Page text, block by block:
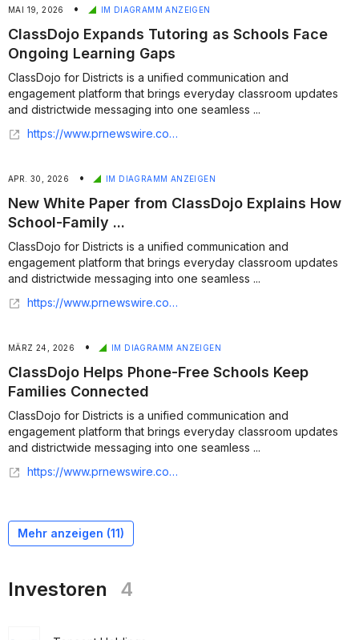
MAI 19, 2026 • IM DIAGRAMM ANZEIGEN
ClassDojo Expands Tutoring as Schools Face
Ongoing Learning Gaps
ClassDojo for Districts is a unified communication and
engagement platform that brings everyday classroom updates
and districtwide messaging into one seamless ...
https://www.prnewswire.com/news-releases/classdojo-expands-tutoring-as-schools-face-ongoing-learning-gaps-302775808.html
APR. 30, 2026 • IM DIAGRAMM ANZEIGEN
New White Paper from ClassDojo Explains How
School-Family ...
ClassDojo for Districts is a unified communication and
engagement platform that brings everyday classroom updates
and districtwide messaging into one seamless ...
https://www.prnewswire.com/news-releases/new-white-paper-from-classdojo-explains-how-schoolfamily-communication-can-support-enrollment-stability-302757689.html
MÄRZ 24, 2026 • IM DIAGRAMM ANZEIGEN
ClassDojo Helps Phone-Free Schools Keep
Families Connected
ClassDojo for Districts is a unified communication and
engagement platform that brings everyday classroom updates
and districtwide messaging into one seamless ...
https://www.prnewswire.com/news-releases/classdojo-helps-phone-free-schools-keep-families-connected-302723118.html
Mehr anzeigen (11)
Investoren 4